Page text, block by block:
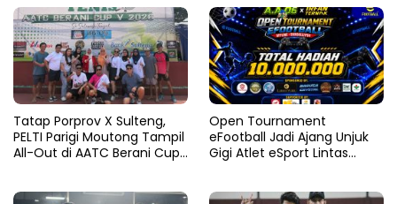
Tatap Porprov X Sulteng,
PELTI Parigi Moutong Tampil
All-Out di AATC Berani Cup
Open Tournament
eFootball Jadi Ajang Unjuk
Gigi Atlet eSport Lintas